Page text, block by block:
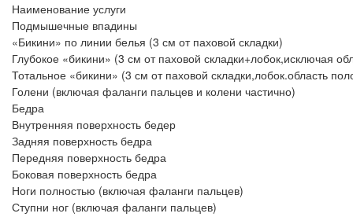
Наименование услуги
Подмышечные впадины
«Бикини» по линии белья (3 см от паховой складки)
Глубокое «бикини» (3 см от паховой складки+лобок,исключая
Тотальное «бикини» (3 см от паховой складки,лобок.область
Голени (включая фаланги пальцев и колени частично)
Бедра
Внутренняя поверхность бедер
Задняя поверхность бедра
Передняя поверхность бедра
Боковая поверхность бедра
Ноги полностью (включая фаланги пальцев)
Ступни ног (включая фаланги пальцев)